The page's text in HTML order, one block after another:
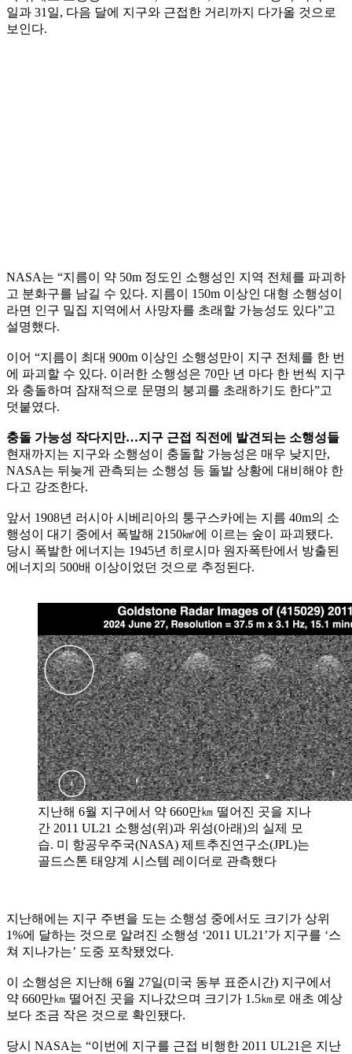
일과 31일, 다음 달에 지구와 근접한 거리까지 다가올 것으로
보인다.
NASA는 “지름이 약 50m 정도인 소행성인 지역 전체를 파괴하
고 분화구를 남길 수 있다. 지름이 150m 이상인 대형 소행성이
라면 인구 밀집 지역에서 사망자를 초래할 가능성도 있다”고
설명했다.
이어 “지름이 최대 900m 이상인 소행성만이 지구 전체를 한 번
에 파괴할 수 있다. 이러한 소행성은 70만 년 마다 한 번씩 지구
와 충돌하며 잠재적으로 문명의 붕괴를 초래하기도 한다”고
덧붙였다.
충돌 가능성 작다지만…지구 근접 직전에 발견되는 소행성들
현재까지는 지구와 소행성이 충돌할 가능성은 매우 낮지만,
NASA는 뒤늦게 관측되는 소행성 등 돌발 상황에 대비해야 한
다고 강조한다.
앞서 1908년 러시아 시베리아의 퉁구스카에는 지름 40m의 소
행성이 대기 중에서 폭발해 2150㎢에 이르는 숲이 파괴됐다.
당시 폭발한 에너지는 1945년 히로시마 원자폭탄에서 방출된
에너지의 500배 이상이었던 것으로 추정된다.
지난해 6월 지구에서 약 660만㎞ 떨어진 곳을 지나
간 2011 UL21 소행성(위)과 위성(아래)의 실제 모
습. 미 항공우주국(NASA) 제트추진연구소(JPL)는
골드스톤 태양계 시스템 레이더로 관측했다
지난해에는 지구 주변을 도는 소행성 중에서도 크기가 상위
1%에 달하는 것으로 알려진 소행성 ‘2011 UL21’가 지구를 ‘스
쳐 지나가는’ 도중 포착됐었다.
이 소행성은 지난해 6월 27일(미국 동부 표준시간) 지구에서
약 660만㎞ 떨어진 곳을 지나갔으며 크기가 1.5㎞로 애초 예상
보다 조금 작은 것으로 확인됐다.
당시 NASA는 “이번에 지구를 근접 비행한 2011 UL21은 지난